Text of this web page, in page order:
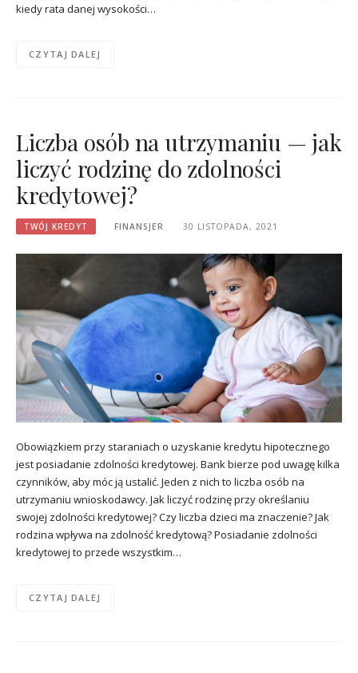
kiedy rata danej wysokości…
CZYTAJ DALEJ
Liczba osób na utrzymaniu — jak
liczyć rodzinę do zdolności
kredytowej?
TWÓJ KREDYT FINANSJER 30 LISTOPADA, 2021
Obowiązkiem przy staraniach o uzyskanie kredytu hipotecznego
jest posiadanie zdolności kredytowej. Bank bierze pod uwagę kilka
czynników, aby móc ją ustalić. Jeden z nich to liczba osób na
utrzymaniu wnioskodawcy. Jak liczyć rodzinę przy określaniu
swojej zdolności kredytowej? Czy liczba dzieci ma znaczenie? Jak
rodzina wpływa na zdolność kredytową? Posiadanie zdolności
kredytowej to przede wszystkim…
CZYTAJ DALEJ